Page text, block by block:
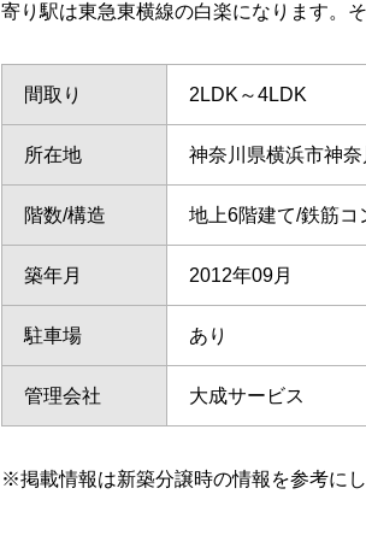
寄り駅は東急東横線の白楽になります。
間取り 2LDK～4LDK
所在地 神奈川県横浜市神
階数/構造 地上6階建て/鉄筋コ
築年月 2012年09月
駐車場 あり
管理会社 大成サービス
※掲載情報は新築分譲時の情報を参考にし